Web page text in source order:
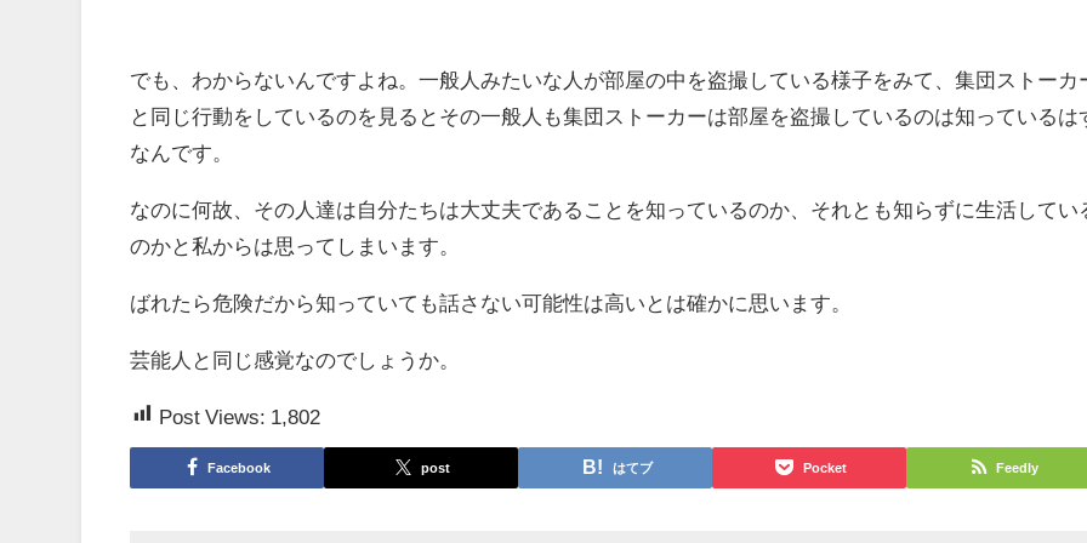
でも、わからないんですよね。一般人みたいな人が部屋の中を盗撮している様子をみて、集団ストーカ
と同じ行動をしているのを見るとその一般人も集団ストーカーは部屋を盗撮しているのは知っているは
なんです。
なのに何故、その人達は自分たちは大丈夫であることを知っているのか、それとも知らずに生活してい
のかと私からは思ってしまいます。
ばれたら危険だから知っていても話さない可能性は高いとは確かに思います。
芸能人と同じ感覚なのでしょうか。
Post Views: 1,802
Facebook post はてブ Pocket Feedly